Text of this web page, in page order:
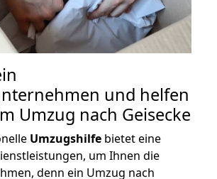
und helfen
Umzug nach Geisecke
Umzugshilfe bietet eine
um Ihnen die
denn ein Umzug nach